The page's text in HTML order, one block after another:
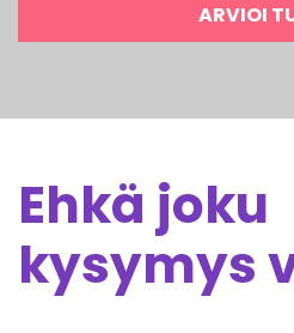
ARVIOI
Ehkä joku
kysymys